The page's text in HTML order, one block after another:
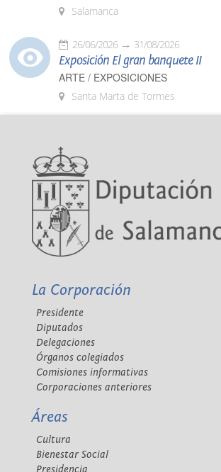
Salamanca
26/06/2026 31/08/2026
Exposición El gran banquete II
ARTE / EXPOSICIONES
Santa Marta de Tormes
La Corporación
Presidente
Diputados
Delegaciones
Órganos colegiados
Comisiones informativas
Corporaciones anteriores
Áreas
Cultura
Bienestar Social
Presidencia